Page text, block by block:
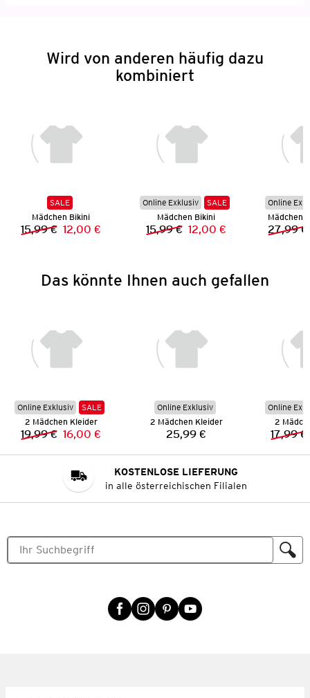
Wird von anderen häufig dazu
kombiniert
SALE
Mädchen Bikini
Vorheriger Preis:
15,99 € Neuer Preis:
12,00 €
Online Exklusiv
SALE
Mädchen Bikini
Vorheriger Preis:
15,99 € Neuer Preis:
12,00 €
Online
Mädchen
27,99 €
Das könnte Ihnen auch gefallen
Online Exklusiv
SALE
2 Mädchen Kleider
Vorheriger Preis:
19,99 € Neuer Preis:
16,00 €
Online Exklusiv
2 Mädchen Kleider
Preis:
25,99 €
Online
2
17,99 €
KOSTENLOSE LIEFERUNG
in alle österreichischen Filialen